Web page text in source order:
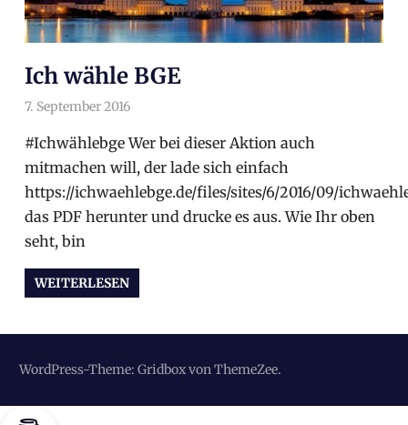
Ich wähle BGE
7. September 2016
#Ichwählebge Wer bei dieser Aktion auch
mitmachen will, der lade sich einfach
https://ichwaehlebge.de/files/sites/6/2016/09/
das PDF herunter und drucke es aus. Wie Ihr oben
seht, bin
WEITERLESEN
WordPress-Theme: Gridbox von ThemeZee.